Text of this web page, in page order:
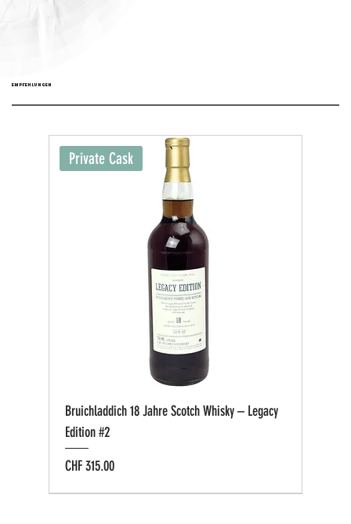
EMPFEHLUNGEN
Private Cask
Bruichladdich 18 Jahre Scotch Whisky – Legacy
Edition #2
Preis
CHF 315.00